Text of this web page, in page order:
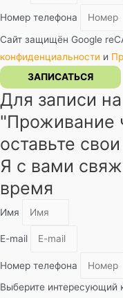
Номер телефона
Сайт защищён Google
конфиденциальности и
ЗАПИСАТЬСЯ
Для записи
"Проживание
оставьте
Я с вами
время
Имя
E-mail
Номер телефона
Выберите интересующий